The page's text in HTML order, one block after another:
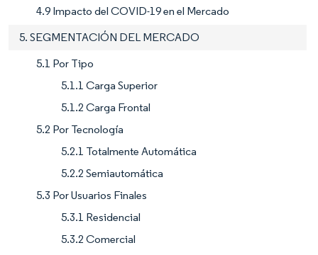
4.9 Impacto del COVID-19 en el Mercado
5. SEGMENTACIÓN DEL MERCADO
5.1 Por Tipo
5.1.1 Carga Superior
5.1.2 Carga Frontal
5.2 Por Tecnología
5.2.1 Totalmente Automática
5.2.2 Semiautomática
5.3 Por Usuarios Finales
5.3.1 Residencial
5.3.2 Comercial